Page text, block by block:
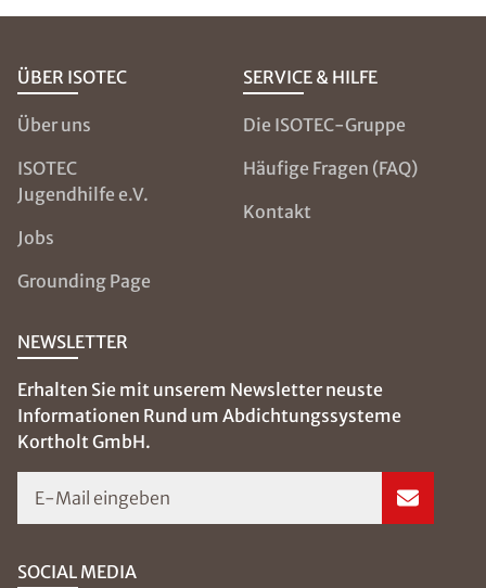
ÜBER ISOTEC
Über uns
ISOTEC
Jugendhilfe e.V.
Jobs
Grounding Page
SERVICE & HILFE
Die ISOTEC-Gruppe
Häufige Fragen (FAQ)
Kontakt
NEWSLETTER
Erhalten Sie mit unserem Newsletter neuste
Informationen Rund um Abdichtungssysteme
Kortholt GmbH.
E-Mail eingeben
SOCIAL MEDIA